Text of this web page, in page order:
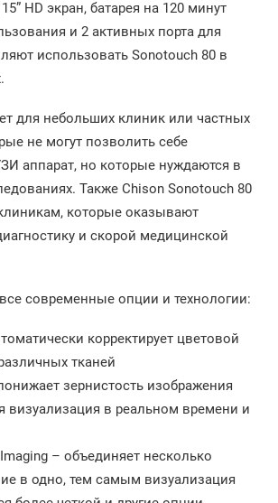
HD экран, батарея на 120 минут
и 2 активных порта для
использовать Sonotouch 80 в
для небольших клиник или частных
не могут позволить себе
аппарат, но которые нуждаются в
Также Chison Sonotouch 80
которые оказывают
и скорой медицинской
современные опции и технологии:
корректирует цветовой
тканей
зернистость изображения
визуализация в реальном времени и
– объединяет несколько
в одно, тем самым визуализация